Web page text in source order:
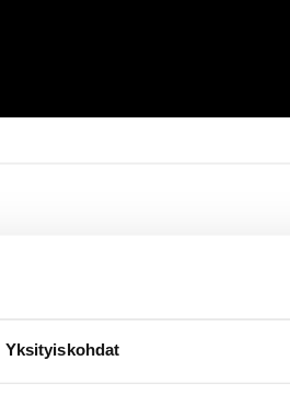
Yksityiskohdat